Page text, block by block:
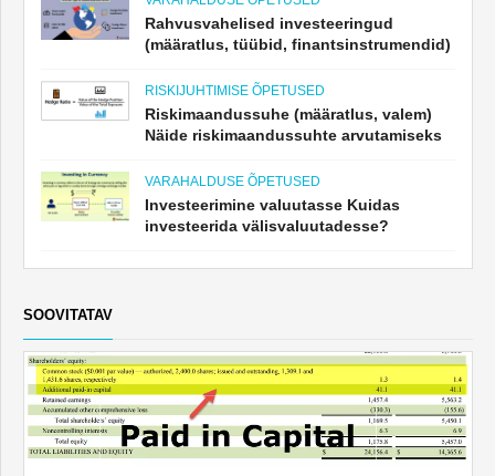
Rahvusvahelised investeeringud
(määratlus, tüübid, finantsinstrumendid)
RISKIJUHTIMISE ÕPETUSED
Riskimaandussuhe (määratlus, valem)
Näide riskimaandussuhte arvutamiseks
VARAHALDUSE ÕPETUSED
Investeerimine valuutasse Kuidas
investeerida välisvaluutadesse?
SOOVITATAV